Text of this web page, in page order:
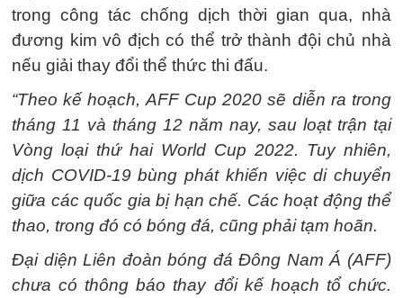
trong công tác chống dịch thời gian qua, nhà
đương kim vô địch có thể trở thành đội chủ nhà
nếu giải thay đổi thể thức thi đấu.
“Theo kế hoạch, AFF Cup 2020 sẽ diễn ra trong
tháng 11 và tháng 12 năm nay, sau loạt trận tại
Vòng loại thứ hai World Cup 2022. Tuy nhiên,
dịch COVID-19 bùng phát khiến việc di chuyển
giữa các quốc gia bị hạn chế. Các hoạt động thể
thao, trong đó có bóng đá, cũng phải tạm hoãn.
Đại diện Liên đoàn bóng đá Đông Nam Á (AFF)
chưa có thông báo thay đổi kế hoạch tổ chức.